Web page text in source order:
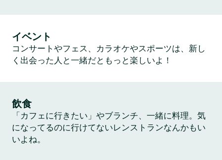
イベント
コンサートやフェス、カラオケやスポーツは、新し
く出会った人と一緒だともっと楽しいよ！
飲食
「カフェに行きたい」やブランチ、一緒に料理。気
になってるのに行けてないレンストランなんかもい
いよね。